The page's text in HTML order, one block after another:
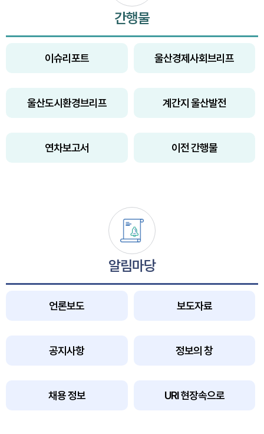
간행물
이슈리포트 울산경제사회브리프
울산도시환경브리프 계간지 울산발전
연차보고서 이전 간행물
알림마당
언론보도 보도자료
공지사항 정보의 창
채용 정보 URI 현장속으로